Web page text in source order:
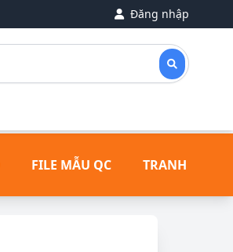
Đăng nhập
FILE MẪU QC TRANH ĐỒNG